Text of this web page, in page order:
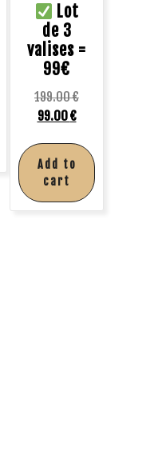
Lot
de 3
valises =
99€
199.00€
99.00€
Add to
cart